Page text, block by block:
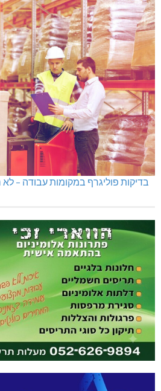
בדיקות פוליגרף במקומות עבודה –